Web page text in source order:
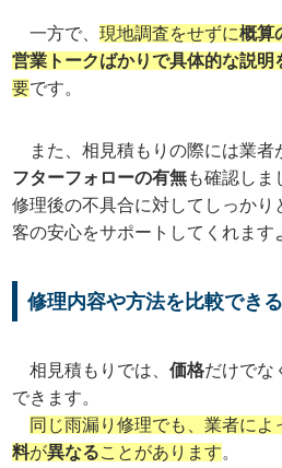
一方で、現地調査をせずに概算
営業トークばかりで具体的な説明
要です。
また、相見積もりの際には業者
フターフォローの有無も確認しま
修理後の不具合に対してしっかり
客の安心をサポートしてくれます
修理内容や方法を比較できる
相見積もりでは、価格だけでな
できます。
同じ雨漏り修理でも、業者によ
料が異なることがあります。